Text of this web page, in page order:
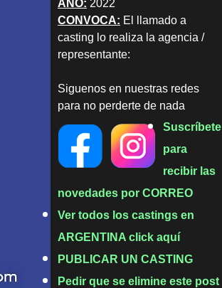
AÑO: 2022
CONVOCA: El llamado a
casting lo realiza la agencia /
representante:
Siguenos en nuestras redes
para no perderte de nada
Suscríbete
para
recibir las
novedades por CORREO
Ver todos los castings en
ARGENTINA click aquí
PUBLICAR UN CASTING
Pedir que se elimine este post